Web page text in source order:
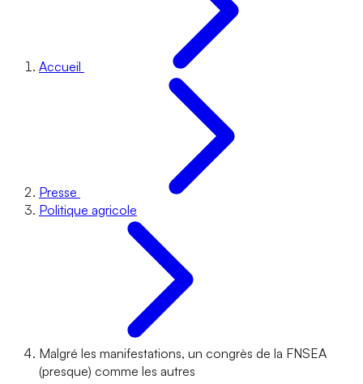
Accueil
Presse
Politique agricole
Malgré les manifestations, un congrès de la FNSEA
(presque) comme les autres